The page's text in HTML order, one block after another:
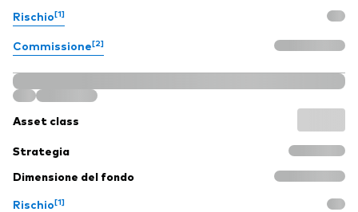
Rischio[1]
Commissione[2]
Asset class
Strategia
Dimensione del fondo
Rischio[1]